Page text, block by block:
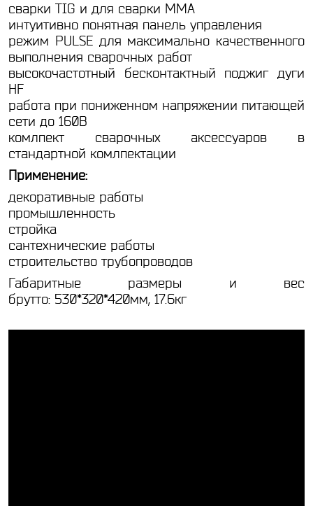
сварки ТIG и для сварки MMA
интуитивно понятная панель управления
режим PULSE для максимально качественного
выполнения сварочных работ
высокочастотный бесконтактный поджиг дуги
HF
работа при пониженном напряжении питающей
сети до 160В
комлпект сварочных аксессуаров в
стандартной комлпектации
Применение:
декоративные работы
промышленность
стройка
сантехнические работы
строительство трубопроводов
Габаритные размеры и вес
брутто: 530*320*420мм, 17.6кг